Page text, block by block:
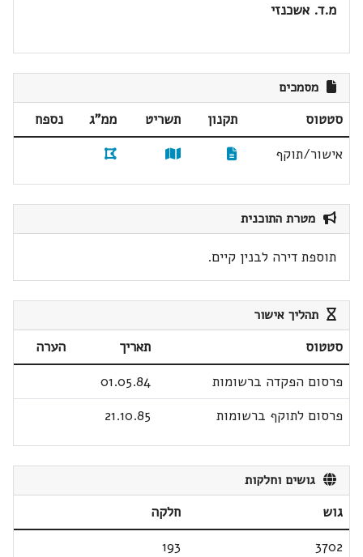
מ.ד. אשכנזי
מסמכים
סטטוס תקנון תשריט ממ"ג
נספח
אישור/תוקף
מטרת התוכנית
תוספת דירה לבנין קיים.
תהליך אישור
סטטוס תאריך
הערה
פרסום הפקדה ברשומות
01.05.84
פרסום לתוקף ברשומות
21.10.85
גושים וחלקות
גוש
חלקה
3702
193